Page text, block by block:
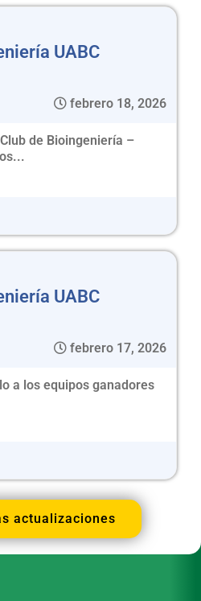
UABC
febrero 18, 2026
de Bioingeniería –
UABC
febrero 17, 2026
a los equipos ganadores
actualizaciones